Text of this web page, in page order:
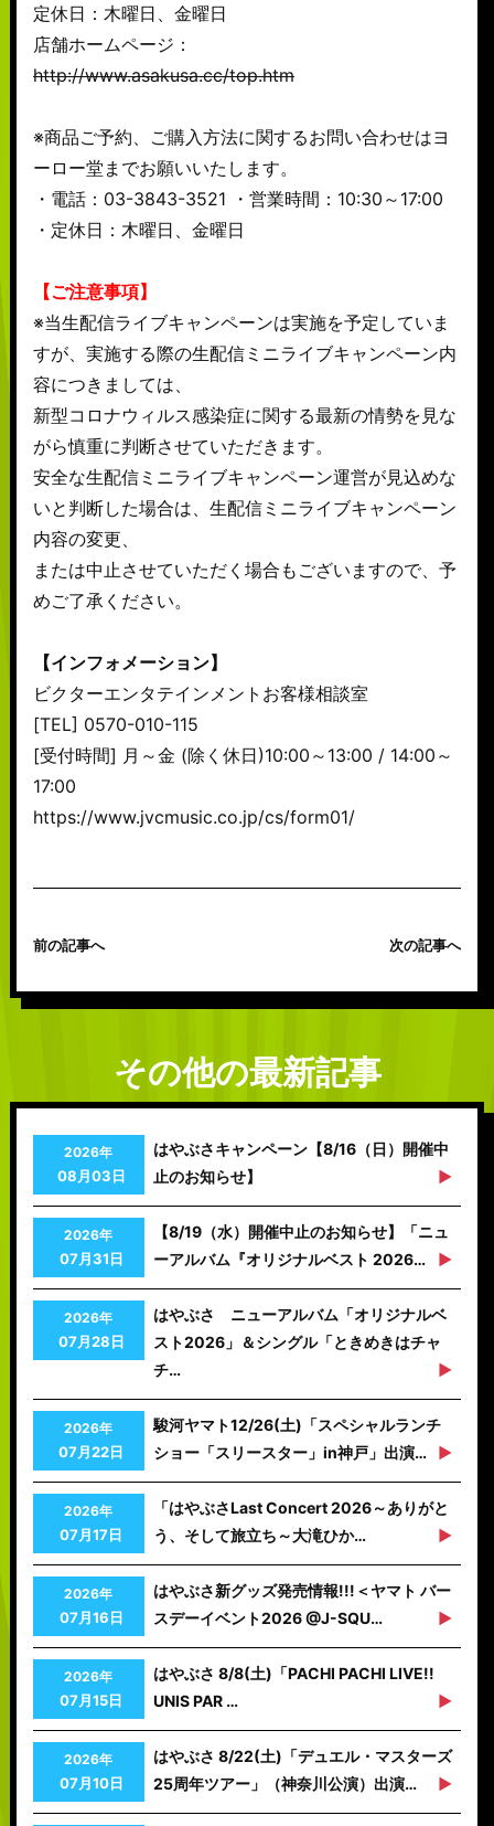
定休日：木曜日、金曜日
店舗ホームページ：
http://www.asakusa.cc/top.htm
※商品ご予約、ご購入方法に関するお問い合わせはヨ
ーロー堂までお願いいたします。
・電話：03-3843-3521 ・営業時間：10:30～17:00
・定休日：木曜日、金曜日
【ご注意事項】
※当生配信ライブキャンペーンは実施を予定していま
すが、実施する際の生配信ミニライブキャンペーン内
容につきましては、
新型コロナウィルス感染症に関する最新の情勢を見な
がら慎重に判断させていただきます。
安全な生配信ミニライブキャンペーン運営が見込めな
いと判断した場合は、生配信ミニライブキャンペーン
内容の変更、
または中止させていただく場合もございますので、予
めご了承ください。
【インフォメーション】
ビクターエンタテインメントお客様相談室
[TEL] 0570-010-115
[受付時間] 月～金 (除く休日)10:00～13:00 / 14:00～
17:00
https://www.jvcmusic.co.jp/cs/form01/
前の記事へ 次の記事へ
その他の最新記事
2026年
08月03日
はやぶさキャンペーン【8/16（日）開催中
止のお知らせ】
2026年
07月31日
【8/19（水）開催中止のお知らせ】「ニュ
ーアルバム『オリジナルベスト 2026…
2026年
07月28日
はやぶさ ニューアルバム「オリジナルベ
スト2026」＆シングル「ときめきはチャ
チ…
2026年
07月22日
駿河ヤマト12/26(土)「スペシャルランチ
ショー「スリースター」in神戸」出演…
2026年
07月17日
「はやぶさLast Concert 2026～ありがと
う、そして旅立ち～大滝ひか…
2026年
07月16日
はやぶさ新グッズ発売情報!!!＜ヤマト バー
スデーイベント2026 @J-SQU…
2026年
07月15日
はやぶさ 8/8(土)「PACHI PACHI LIVE!!
UNIS PAR …
2026年
07月10日
はやぶさ 8/22(土)「デュエル・マスターズ
25周年ツアー」（神奈川公演）出演…